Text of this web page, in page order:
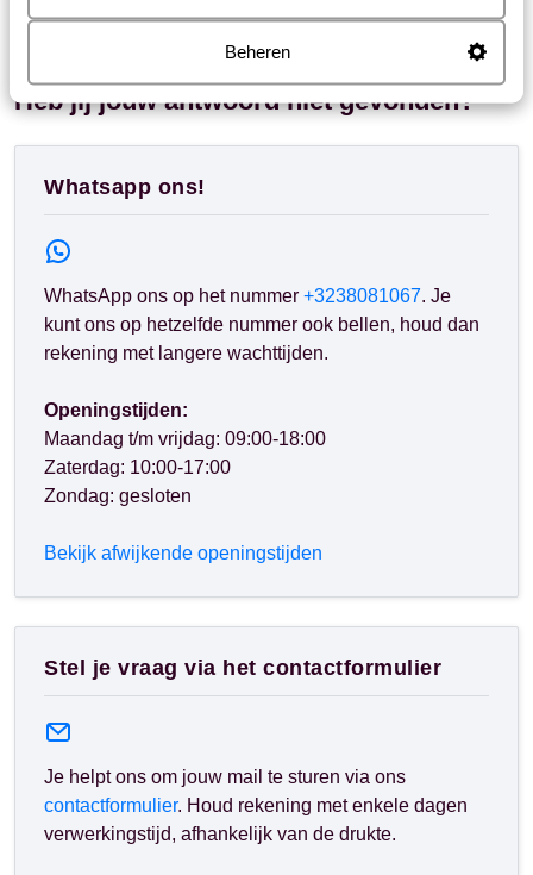
Beheren
Heb jij jouw antwoord niet gevonden?
Whatsapp ons!
WhatsApp ons op het nummer +3238081067. Je
kunt ons op hetzelfde nummer ook bellen, houd dan
rekening met langere wachttijden.
Openingstijden:
Maandag t/m vrijdag: 09:00-18:00
Zaterdag: 10:00-17:00
Zondag: gesloten
Bekijk afwijkende openingstijden
Stel je vraag via het contactformulier
Je helpt ons om jouw mail te sturen via ons
contactformulier. Houd rekening met enkele dagen
verwerkingstijd, afhankelijk van de drukte.